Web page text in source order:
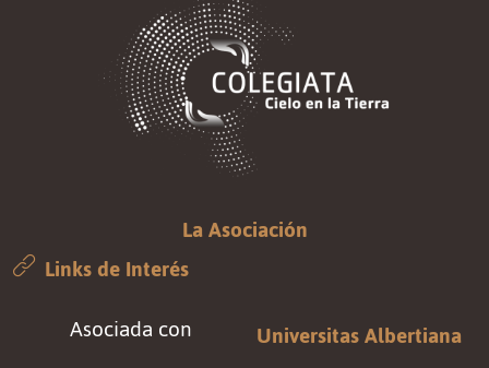
La Asociación
Links de Interés
Asociada con
Universitas Albertiana